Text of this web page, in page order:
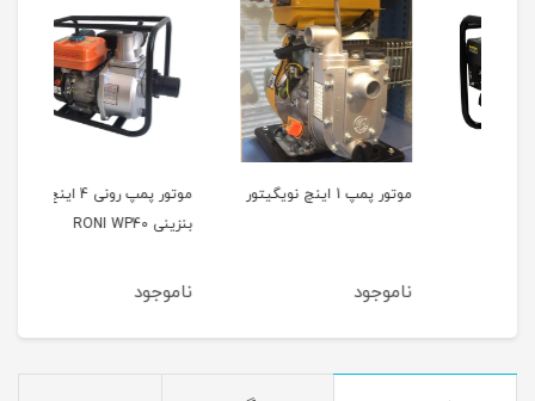
موتور پمپ 1 اینچ نویگیتور
ناموجود
موتور پمپ رونی 4 اینچ
ناموجود